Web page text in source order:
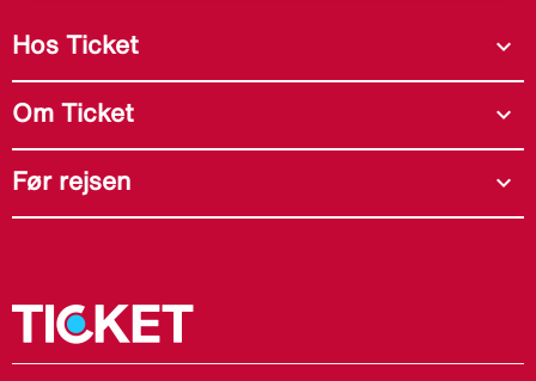
Hos Ticket expand_more
Om Ticket expand_more
Før rejsen expand_more